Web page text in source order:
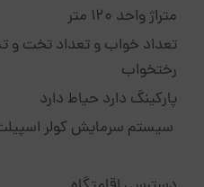
متراژ واحد ۱۲۰ متر
رختخواب
پارکینگ دارد حیاط دارد
سیستم سرمایش کولر